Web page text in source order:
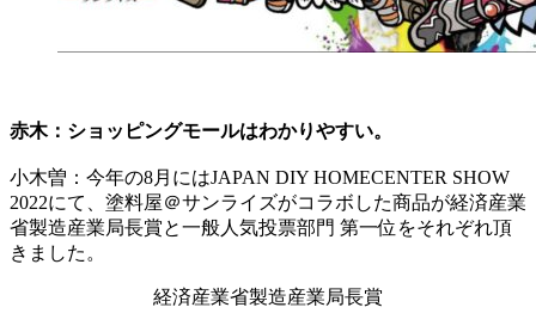
赤木：ショッピングモールはわかりやすい。
小木曽：今年の8月にはJAPAN DIY HOMECENTER SHOW
2022にて、塗料屋＠サンライズがコラボした商品が経済産業
省製造産業局長賞と一般人気投票部門 第一位をそれぞれ頂
きました。
経済産業省製造産業局長賞